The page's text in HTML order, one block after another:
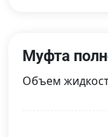
Муфта
Объем